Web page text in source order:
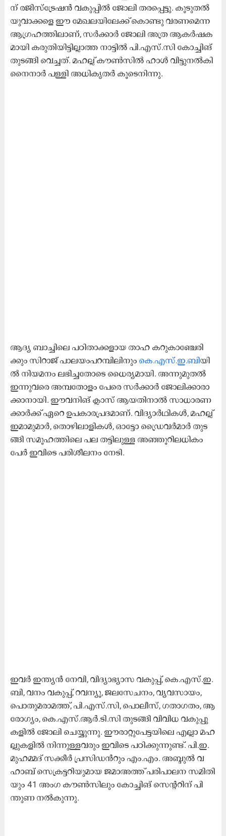
ന്​ ര​ജി​സ്ട്രേ​ഷ​ൻ വ​കു​പ്പി​ൽ ജോ​ലി ത​ര​പ്പെ​ട്ടു. കൂ​ടു​ത​ൽ
യു​വാ​ക്ക​ളെ ഈ ​മേ​ഖ​ല​യി​ലേ​ക്ക് കൊ​ണ്ടു വ​ര​ണ​മെ​ന്ന
ആ​ഗ്ര​ഹ​ത്തി​ലാ​ണ്, സ​ർ​ക്കാ​ർ ജോ​ലി അ​ത്ര ആ​ക​ർ​ഷ​ക​
മാ​യി ക​രു​തി​യി​ട്ടി​ല്ലാ​ത്ത നാ​ട്ടി​ൽ പി.​എ​സ്.​സി കോ​ച്ചി​ങ്​
തു​ട​ങ്ങി വെ​ച്ച​ത്. മ​ഹ​ല്ല് കൗ​ൺ​സി​ൽ ഹാ​ൾ വി​ട്ടു​ന​ൽ​കി
നൈ​നാ​ർ പ​ള്ളി അ​ധി​കൃ​ത​ർ കൂ​ടെ​നി​ന്നു.
ആ​ദ്യ ബാ​ച്ചി​ലെ പ​ഠി​താ​ക്ക​ളാ​യ താ​ഹ ക​റു​കാ​ഞ്ചേ​രി​
ക്കും സി​റാ​ജ് പാ​ല​യം​പ​റ​മ്പി​ലി​നും കെ.​എ​സ്.​ഇ.​ബി​യി​
ൽ നി​യ​മ​നം ല​ഭി​ച്ച​തോ​ടെ ധൈ​ര്യ​മാ​യി. ​അ​ന്നു​മു​ത​ൽ
ഇ​ന്നു​വ​രെ അ​മ്പ​തോ​ളം പേ​രെ സ​ർ​ക്കാ​ർ ജോ​ലി​ക്കാ​രാ​
ക്കാ​നാ​യി. ഈ​വ​നി​ങ്​ ക്ലാ​സ്​ ആ​യ​തി​നാ​ൽ സാ​ധാ​ര​ണ​
ക്കാ​ർ​ക്ക്​ ഏ​റെ ഉ​പ​കാ​ര​പ്ര​ദ​മാ​ണ്. വി​ദ്യാ​ർ​ഥി​ക​ൾ, മ​ഹ​ല്ല്
ഇ​മാ​മു​മാ​ർ, തൊ​ഴി​ലാ​ളി​ക​ൾ, ഓ​ട്ടോ ഡ്രൈ​വ​ർ​മാ​ർ തു​ട​
ങ്ങി സ​മൂ​ഹ​ത്തി​ലെ പ​ല ത​ട്ടി​ലു​ള്ള അ​ഞ്ഞൂ​റി​ല​ധി​കം
പേ​ർ ഇ​വി​ടെ പ​രി​ശീ​ല​നം നേ​ടി.
ഇ​വ​ർ ഇ​ന്ത്യ​ൻ നേ​വി, വി​ദ്യാ​ഭ്യാ​സ വ​കു​പ്പ്, കെ.​എ​സ്.​ഇ.​
ബി, വ​നം വ​കു​പ്പ്, റ​വ​ന്യൂ, ജ​ല​സേ​ച​നം, വ്യ​വ​സാ​യം,
പൊ​തു​മ​രാ​മ​ത്ത്, പി.​എ​സ്.​സി, പൊ​ലീ​സ്, ഗ​താ​ഗ​തം, ആ​
രോ​ഗ്യം, കെ.​എ​സ്.​ആ​ർ.​ടി.​സി തു​ട​ങ്ങി വി​വി​ധ വ​കു​പ്പു​
ക​ളി​ൽ ജോ​ലി ചെ​യ്യു​ന്നു. ഈ​രാ​റ്റു​പേ​ട്ട​യി​ലെ എ​ല്ലാ മ​ഹ​
ല്ലു​ക​ളി​ൽ നി​ന്നു​ള്ള​വ​രും ഇ​വി​ടെ പ​ഠി​ക്കു​ന്നു​ണ്ട്. പി.​ഇ.
മു​ഹ​മ്മ​ദ് സ​ക്കീ​ർ പ്ര​സി​ഡ​ൻ​റും എം.​എം. അ​ബ്ദു​ൽ വ​
ഹാ​ബ് സെ​ക്ര​ട്ട​റി​യു​മാ​യ ജ​മാ​അ​ത്ത് പ​രി​പാ​ല​ന സ​മി​തി​
യും 41 അം​ഗ കൗ​ൺ​സി​ലും കോ​ച്ചി​ങ്​ സെ​ന്‍റ​റി​ന് പി​
ന്തു​ണ ന​ൽ​കു​ന്നു.